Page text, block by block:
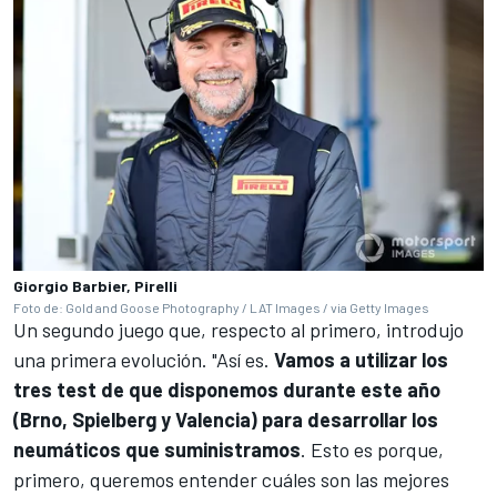
Giorgio Barbier, Pirelli
Foto de: Gold and Goose Photography / LAT Images / via Getty Images
Un segundo juego que, respecto al primero, introdujo
una primera evolución. "Así es. Vamos a utilizar los
tres test de que disponemos durante este año
(Brno, Spielberg y Valencia) para desarrollar los
neumáticos que suministramos. Esto es porque,
primero, queremos entender cuáles son las mejores